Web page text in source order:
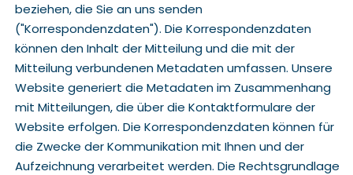
beziehen, die Sie an uns senden
("Korrespondenzdaten"). Die Korrespondenzdaten
können den Inhalt der Mitteilung und die mit der
Mitteilung verbundenen Metadaten umfassen. Unsere
Website generiert die Metadaten im Zusammenhang
mit Mitteilungen, die über die Kontaktformulare der
Website erfolgen. Die Korrespondenzdaten können für
die Zwecke der Kommunikation mit Ihnen und der
Aufzeichnung verarbeitet werden. Die Rechtsgrundlage